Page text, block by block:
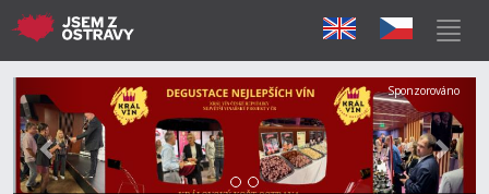
Předchozí Další
Sponzorováno